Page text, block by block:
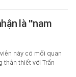
là "nam
này có mối quan
thân thiết với Trấn